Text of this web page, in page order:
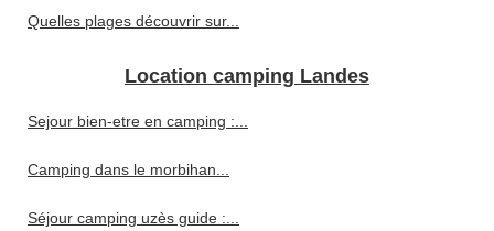
Quelles plages découvrir sur...
Location camping Landes
Sejour bien-etre en camping :...
Camping dans le morbihan...
Séjour camping uzès guide :...